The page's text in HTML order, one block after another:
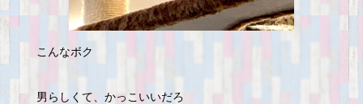
こんなボク
男らしくて、かっこいいだろ